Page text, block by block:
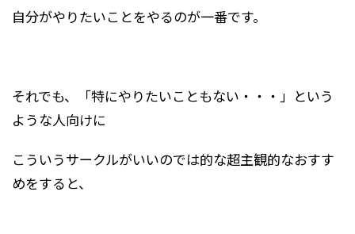
自分がやりたいことをやるのが一番です。
それでも、「特にやりたいこともない・・・」という
ような人向けに
こういうサークルがいいのでは的な超主観的なおすす
めをすると、